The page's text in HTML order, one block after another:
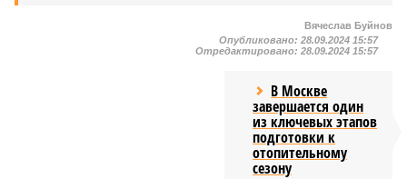
Вячеслав Буйнов
Опубликовано: 28.09.2024 15:57
Отредактировано: 28.09.2024 15:57
В Москве
завершается один
из ключевых этапов
подготовки к
отопительному
сезону